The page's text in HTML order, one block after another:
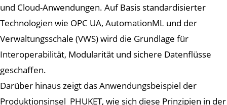
und Cloud-Anwendungen. Auf Basis standardisierter
Technologien wie OPC UA, AutomationML und der
Verwaltungsschale (VWS) wird die Grundlage für
Interoperabilität, Modularität und sichere Datenflüsse
geschaffen.
Darüber hinaus zeigt das Anwendungsbeispiel der
Produktionsinsel_PHUKET, wie sich diese Prinzipien in der